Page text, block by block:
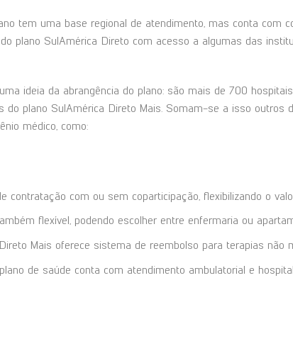
tem uma base regional de atendimento, mas conta com
plano SulAmérica Direto com acesso a algumas das
ideia da abrangência do plano: são mais de 700
do plano SulAmérica Direto Mais. Somam-se a isso outros
médico, como:
contratação com ou sem coparticipação, flexibilizando o
flexível, podendo escolher entre enfermaria ou
Mais oferece sistema de reembolso para terapias não
de saúde conta com atendimento ambulatorial e